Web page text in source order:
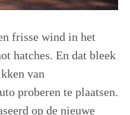
frisse wind in het
hatches. En dat bleek
van
proberen te plaatsen.
op de nieuwe